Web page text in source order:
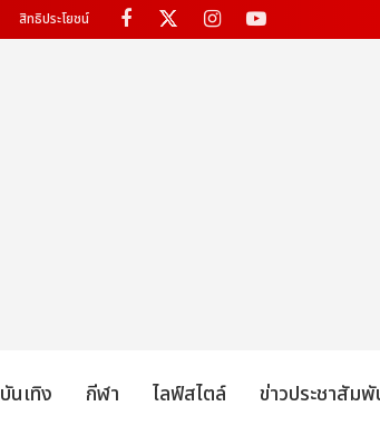
สิทธิประโยชน์
บันเทิง กีฬา ไลฟ์สไตล์ ข่าวประชาสัม